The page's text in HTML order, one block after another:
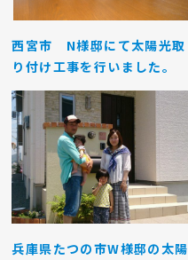
西宮市 N様邸にて太陽光取
り付け工事を行いました。
兵庫県たつの市W様邸の太陽